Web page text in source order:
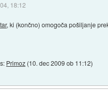
18:12
, ki (končno) omogoča pošiljanje
Primoz (10. dec 2009 ob 11:12)